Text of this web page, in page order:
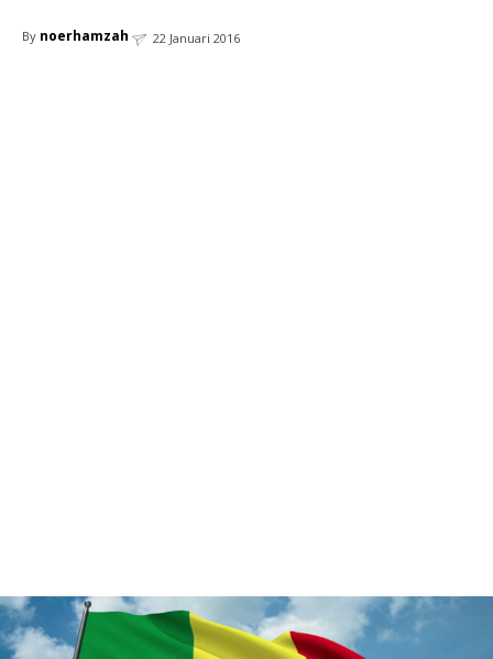
By noerhamzah 22 Januari 2016